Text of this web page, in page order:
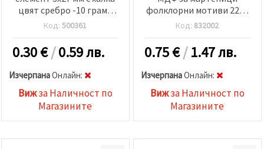
цвят сребро -10 грама
~107 броя
Код:500361
0.30€/0.59 лв.
ИзчерпанаOнлайн:
Вижза Наличност по
Магазините
фолклорни мотиви 22x3
мм дупка 2 мм МИКС -5
броя
Код: 832002
0.75€/1.47 лв.
ИзчерпанаOнлайн:
Вижза Наличност по
Магазините